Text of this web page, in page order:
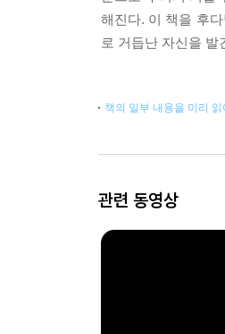
해진다. 이 책을 후
로 거듭난 자신을 발
책의 일부 내용을 미리
관련 동영상